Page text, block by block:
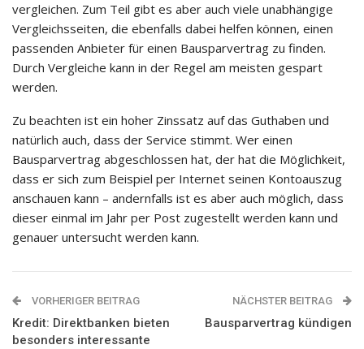
vergleichen. Zum Teil gibt es aber auch viele unabhängige
Vergleichsseiten, die ebenfalls dabei helfen können, einen
passenden Anbieter für einen Bausparvertrag zu finden.
Durch Vergleiche kann in der Regel am meisten gespart
werden.
Zu beachten ist ein hoher Zinssatz auf das Guthaben und
natürlich auch, dass der Service stimmt. Wer einen
Bausparvertrag abgeschlossen hat, der hat die Möglichkeit,
dass er sich zum Beispiel per Internet seinen Kontoauszug
anschauen kann – andernfalls ist es aber auch möglich, dass
dieser einmal im Jahr per Post zugestellt werden kann und
genauer untersucht werden kann.
VORHERIGER BEITRAG
Kredit: Direktbanken bieten
besonders interessante
NÄCHSTER BEITRAG
Bausparvertrag kündigen